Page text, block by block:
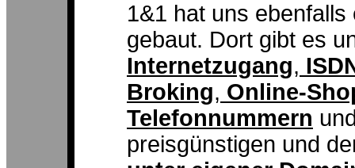
1&1 hat uns
gebaut. Dort gibt es
Internetzugang,
Broking, Online-
Telefonnummern
preisgünstigen und